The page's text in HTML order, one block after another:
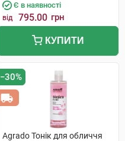
Є в наявності
від 795.00 грн
КУПИТИ
−30%
Agrado Тонік для обличчя